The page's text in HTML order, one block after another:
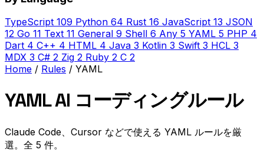
TypeScript 109 Python 64 Rust 16 JavaScript 13 JSON
12 Go 11 Text 11 General 9 Shell 6 Any 5 YAML 5 PHP 4
Dart 4 C++ 4 HTML 4 Java 3 Kotlin 3 Swift 3 HCL 3
MDX 3 C# 2 Zig 2 Ruby 2 C 2
Home / Rules / YAML
YAML AI コーディングルール
Claude Code、Cursor などで使える YAML ルールを厳
選。全 5 件。